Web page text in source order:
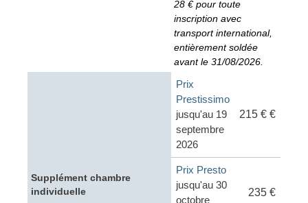
28 € pour toute
inscription avec
transport international,
entièrement soldée
avant le 31/08/2026.
Supplément chambre
individuelle
Prix
Prestissimo
jusqu'au 19
septembre
2026
215 € €
Prix Presto
jusqu'au 30
octobre
235 €